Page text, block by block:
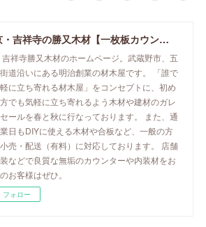
東京・吉祥寺の勝又木材【一枚板カウンター】
吉祥寺勝又木材のホームページ。武蔵野市、五
道沿いにある明治創業の材木屋です。 「誰で
に立ち寄れる材木屋」をコンセプトに、初め
でも気軽に立ち寄れるよう木材や建材のガレ
ールを春と秋に行なっております。 また、通
日もDIYに使える木材や合板など、一般の方
売・配送（有料）に対応しております。 店舗
などで良質な無垢のカウンターや内装材をお
お客様はぜひ。
フォロー